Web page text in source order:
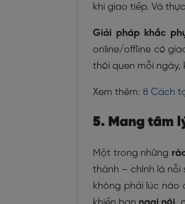
khi giao tiếp. Và
Giải pháp khắc
online/offline có
thói quen mỗi ngày,
Xem thêm: 8 Cách
5. Mang tâm
Một trong những
thành – chính là nỗi
không phải lúc